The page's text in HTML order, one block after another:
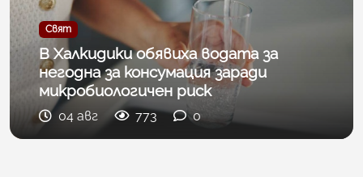
Свят
В Халкидики обявиха водата за
негодна за консумация заради
микробиологичен риск
04 авг 773 0